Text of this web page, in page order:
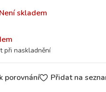
skladem
porovnání Přidat na